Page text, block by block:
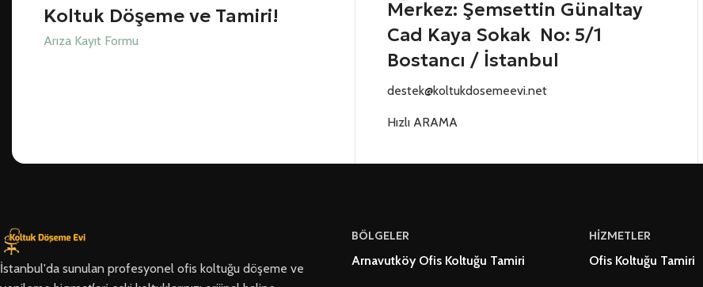
Koltuk Döşeme ve Tamiri!
Arıza Kayıt Formu
Merkez: Şemsettin Günaltay
Cad Kaya Sokak No: 5/1
Bostancı / İstanbul
destek@koltukdosemeevi.net
Hızlı ARAMA
İstanbul'da sunulan profesyonel ofis koltuğu döşeme ve
BÖLGELER
Arnavutköy Ofis Koltuğu Tamiri
HİZMETLER
Ofis Koltuğu Tamiri